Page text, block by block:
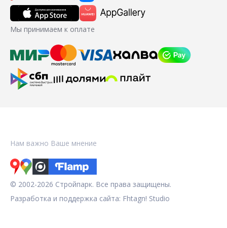
Мы принимаем к оплате
Нам важно Ваше мнение
© 2002-2026 Стройпарк. Все права защищены.
Разработка и поддержка сайта: Fhtagn! Studio